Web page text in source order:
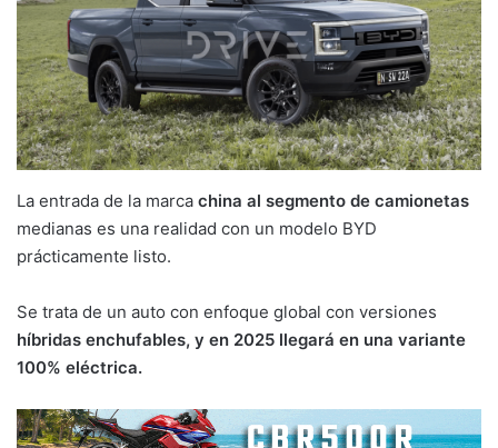
La entrada de la marca china al segmento de camionetas
medianas es una realidad con un modelo BYD
prácticamente listo.
Se trata de un auto con enfoque global con versiones
híbridas enchufables, y en 2025 llegará en una variante
100% eléctrica.